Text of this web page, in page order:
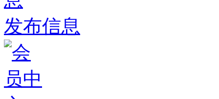
发布信息